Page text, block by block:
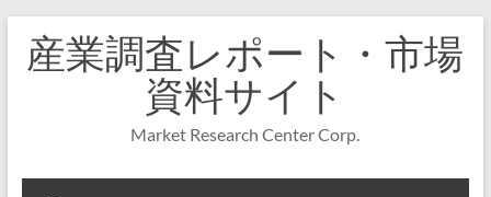
キ
産業調査レポート・市場
資料サイト
Market Research Center Corp.